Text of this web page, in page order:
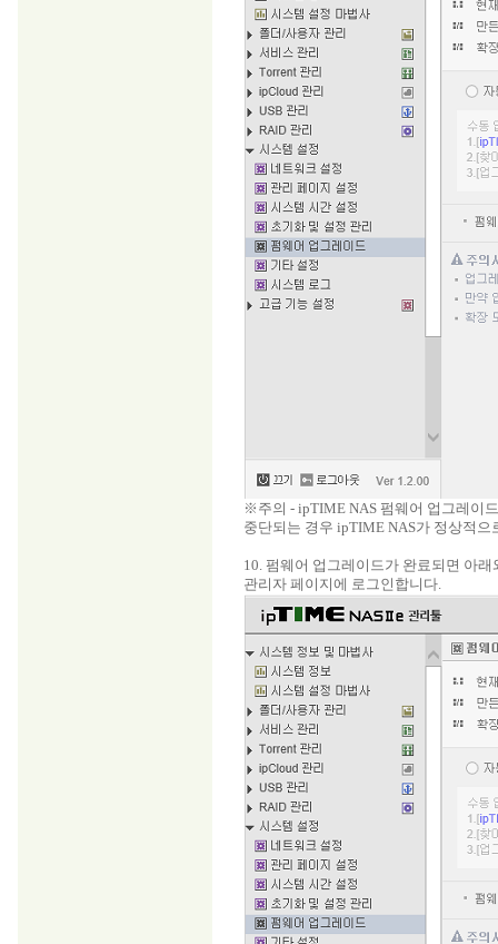
※주의 - ipTIME NAS 펌웨어 업그레이
중단되는 경우 ipTIME NAS가 정상적
10. 펌웨어 업그레이드가 완료되면 아
관리자 페이지에 로그인합니다.